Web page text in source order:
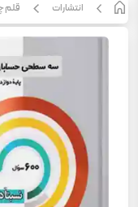
انتشارات قلم